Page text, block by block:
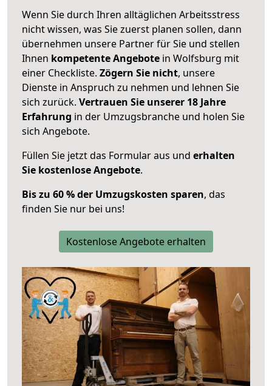
Wenn Sie durch Ihren alltäglichen Arbeitsstress
nicht wissen, was Sie zuerst planen sollen, dann
übernehmen unsere Partner für Sie und stellen
Ihnen kompetente Angebote in Wolfsburg mit
einer Checkliste. Zögern Sie nicht, unsere
Dienste in Anspruch zu nehmen und lehnen Sie
sich zurück. Vertrauen Sie unserer 18 Jahre
Erfahrung in der Umzugsbranche und holen Sie
sich Angebote.
Füllen Sie jetzt das Formular aus und erhalten
Sie kostenlose Angebote.
Bis zu 60 % der Umzugskosten sparen, das
finden Sie nur bei uns!
Kostenlose Angebote erhalten